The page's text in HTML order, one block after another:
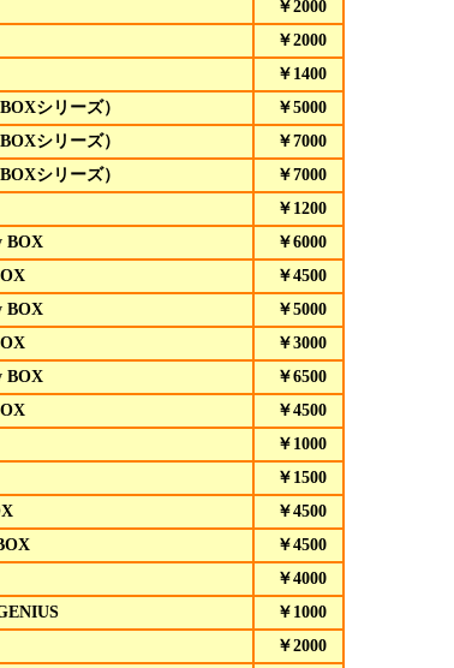
￥2000
￥2000
￥1400
シリーズ）
￥5000
シリーズ）
￥7000
シリーズ）
￥7000
￥1200
BOX
￥6000
￥4500
BOX
￥5000
￥3000
BOX
￥6500
￥4500
￥1000
￥1500
￥4500
￥4500
￥4000
￥1000
￥2000